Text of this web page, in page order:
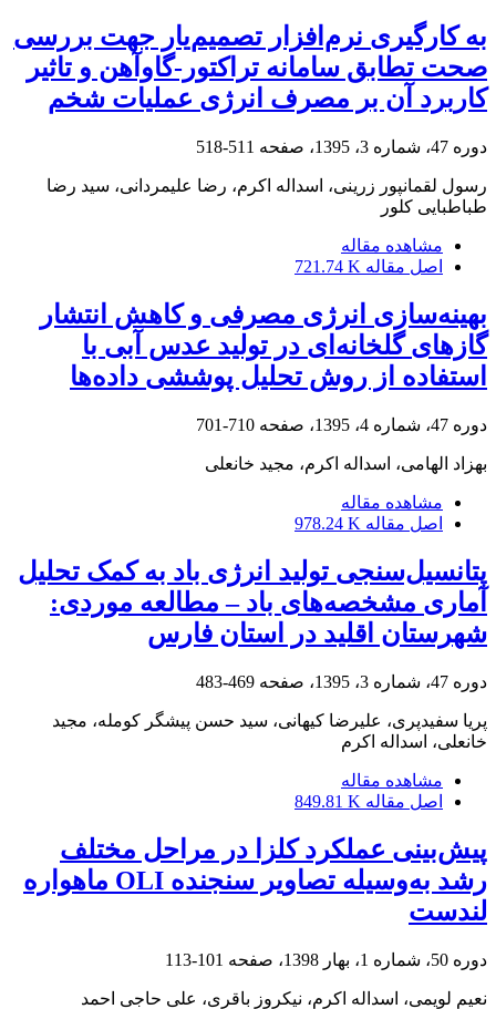
به کارگیری نرم‌افزار تصمیم‌یار جهت بررسی
صحت تطابق سامانه تراکتور-گاوآهن و تاثیر
کاربرد آن بر مصرف انرژی عملیات شخم
دوره 47، شماره 3، 1395، صفحه 511-518
رسول لقمانپور زرینی، اسداله اکرم، رضا علیمردانی، سید رضا
طباطبایی کلور
مشاهده مقاله
اصل مقاله 721.74 K
بهینه‌سازی انرژی مصرفی و کاهش انتشار
گاز‌های گلخانه‌ای در تولید عدس آبی با
استفاده از روش تحلیل پوششی داده‌ها
دوره 47، شماره 4، 1395، صفحه 710-701
بهزاد الهامی، اسداله اکرم، مجید خانعلی
مشاهده مقاله
اصل مقاله 978.24 K
پتانسیل‌سنجی تولید انرژی باد به کمک تحلیل
آماری مشخصه‌های باد – مطالعه موردی:
شهرستان اقلید در استان فارس
دوره 47، شماره 3، 1395، صفحه 469-483
پریا سفیدپری، علیرضا کیهانی، سید حسن پیشگر کومله، مجید
خانعلی، اسداله اکرم
مشاهده مقاله
اصل مقاله 849.81 K
پیش‌بینی عملکرد کلزا در مراحل مختلف
رشد به‌وسیله تصاویر سنجنده OLI ماهواره
لندست
دوره 50، شماره 1، بهار 1398، صفحه 101-113
نعیم لویمی، اسداله اکرم، نیکروز باقری، علی حاجی احمد